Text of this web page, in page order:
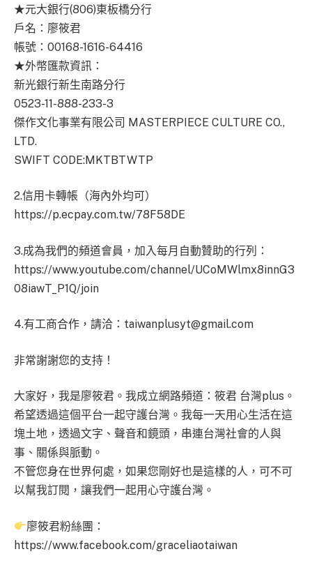
★元大銀行(806)東板橋分行
戶名：廖筱君
帳號：00168-1616-64416
★外幣匯款資訊：
新光銀行新生南路分行
0523-11-888-233-3
傑作文化事業有限公司 MASTERPIECE CULTURE CO.,
LTD.
SWIFT CODE:MKTBTWTP
2.信用卡轉帳（海內外均可）
https://p.ecpay.com.tw/78F58DE
3.成為我們的頻道會員，加入每月自動贊助的行列：
https://www.youtube.com/channel/UCoMWlmx8innG3
08iawT_P1Q/join
4.有工商合作，請洽： taiwanplusyt@gmail.com
非常謝謝您的支持！
大家好，我是廖筱君。我成立網路頻道：筱君 台灣plus。
希望透過這個平台一起守護台灣。我每一天用心生活在這
塊土地，透過文字、聲音和鏡頭，串連台灣社會的人與
事、關係與脈動。
不管您身在世界何處，如果您剛好也是這樣的人，可不可
以幫我訂閱，讓我們一起用心守護台灣。
廖筱君粉絲團：
https://www.facebook.com/graceliaotaiwan